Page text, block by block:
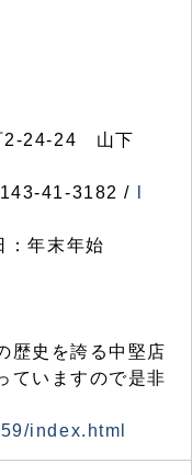
2-24-24 山下
41-3182 /
年末年始
歴史を誇る中堅店
ていますので是非
index.html